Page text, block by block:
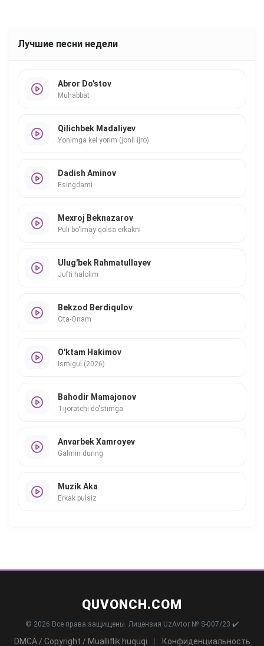
Лучшие песни недели
Abror Do'stov
Muhabbat
Qilichbek Madaliyev
Yonimga kel yorim (jonli ijro)
Dadish Aminov
Esingdami
Mexroj Beknazarov
Puli bo'lmay qolsa erkakni
Ulug'bek Rahmatullayev
Jufti halolim
Bekzod Berdiqulov
Ota-Onam
O'ktam Hakimov
Ismigul (2026)
Bahodir Mamajonov
Tijoratchi do'stimga
Anvarbek Xamroyev
Galmin during
Muzik Aka
Erkak pulsiz
QUVONCH.COM
© 2026 Все права защищены. Лицензия UzAvtor № S-007/23 ✔️
DMCA / Copyright / Mualliflik huquqi Конфиденциальность